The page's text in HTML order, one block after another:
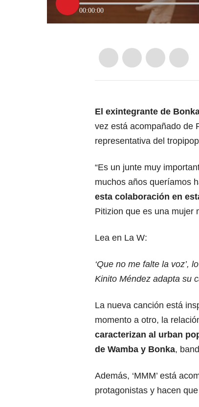
00:00:00
El exintegrante de
vez está acompañado de
representativa del
“Es un junte muy
muchos años queríamos
esta colaboración en
Pitizion que es una mujer
Lea en La W:
‘Que no me falte la voz’,
Kinito Méndez adapta su
La nueva canción está
momento a otro, la
caracterizan al urban
de Wamba y Bonka,
Además, ‘MMM’ está
protagonistas y hacen